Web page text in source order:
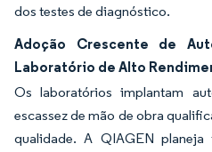
dos testes de diagnóstico.
Adoção Crescente de
Laboratório de Alto
Os laboratórios implantam
escassez de mão de obra
qualidade. A QIAGEN